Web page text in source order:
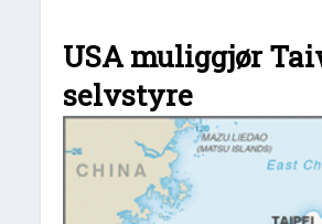
USA muliggjør
selvstyre